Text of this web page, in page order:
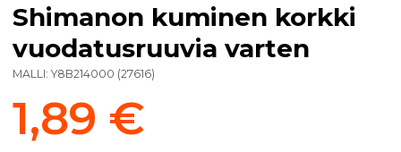
Shimanon kuminen korkki
vuodatusruuvia varten
MALLI: Y8B214000 (27616)
1,89 €